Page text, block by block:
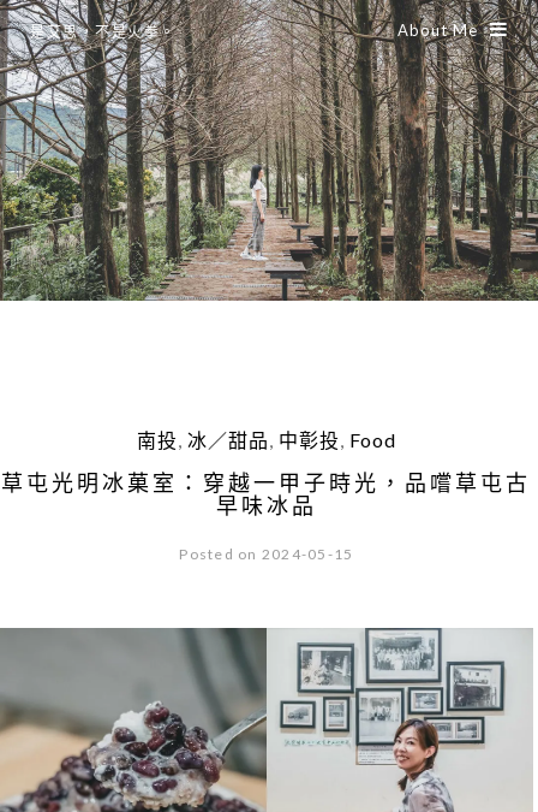
是艾思，不是火拳。 About Me
南投, 冰／甜品, 中彰投, Food
草屯光明冰菓室：穿越一甲子時光，品嚐草屯古
早味冰品
Posted on 2024-05-15